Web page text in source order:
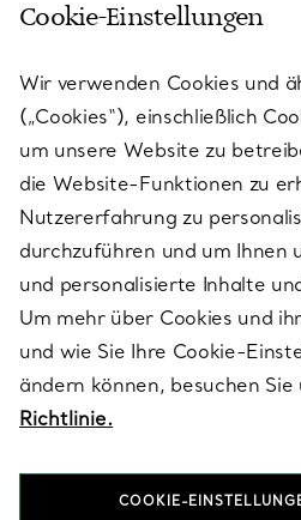
KUNDENSERVICE
SERVICES
ÜBER TIFFANY & CO.
RECHTLICHE HINWEISE
FOLGEN SIE UNS
Cookie-Einstellungen
Wir verwenden Cookies und
(„Cookies“), einschließlich
um unsere Website zu
die Website-Funktionen zu
Nutzererfahrung zu
durchzuführen und um Ihnen
und personalisierte Inhalte
Um mehr über Cookies und
und wie Sie Ihre Cookie-
ändern können, besuchen Sie
Richtlinie.
COOKIE-